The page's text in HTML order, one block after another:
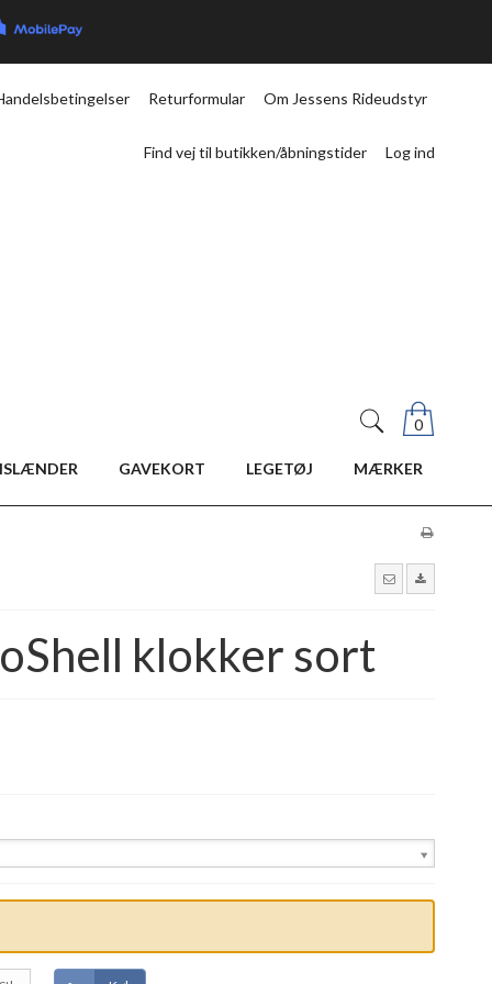
Returformular Om Jessens Rideudstyr
Find vej til butikken/åbningstider Log ind
0
ISLÆNDER GAVEKORT LEGETØJ MÆRKER
klokker sort